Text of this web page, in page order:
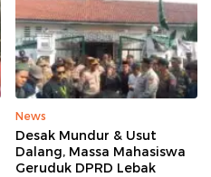
News
Desak Mundur & Usut
Dalang, Massa Mahasiswa
Geruduk DPRD Lebak